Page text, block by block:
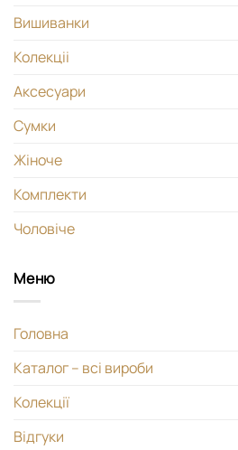
Вишиванки
Колекціі
Аксесуари
Сумки
Жіноче
Комплекти
Чоловіче
Меню
Головна
Каталог – всі вироби
Колекції
Відгуки